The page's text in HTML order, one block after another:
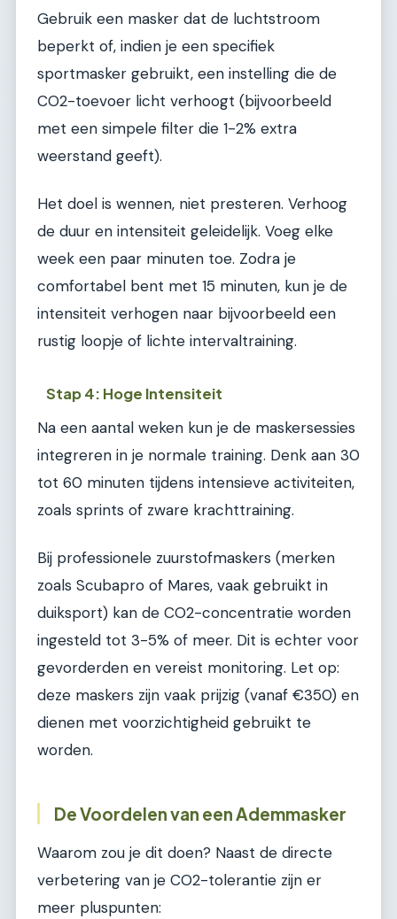
Gebruik een masker dat de luchtstroom
beperkt of, indien je een specifiek
sportmasker gebruikt, een instelling die de
CO2-toevoer licht verhoogt (bijvoorbeeld
met een simpele filter die 1-2% extra
weerstand geeft).
Het doel is wennen, niet presteren. Verhoog
de duur en intensiteit geleidelijk. Voeg elke
week een paar minuten toe. Zodra je
comfortabel bent met 15 minuten, kun je de
intensiteit verhogen naar bijvoorbeeld een
rustig loopje of lichte intervaltraining.
Stap 4: Hoge Intensiteit
Na een aantal weken kun je de maskersessies
integreren in je normale training. Denk aan 30
tot 60 minuten tijdens intensieve activiteiten,
zoals sprints of zware krachttraining.
Bij professionele zuurstofmaskers (merken
zoals Scubapro of Mares, vaak gebruikt in
duiksport) kan de CO2-concentratie worden
ingesteld tot 3-5% of meer. Dit is echter voor
gevorderden en vereist monitoring. Let op:
deze maskers zijn vaak prijzig (vanaf €350) en
dienen met voorzichtigheid gebruikt te
worden.
De Voordelen van een Ademmasker
Waarom zou je dit doen? Naast de directe
verbetering van je CO2-tolerantie zijn er
meer pluspunten: